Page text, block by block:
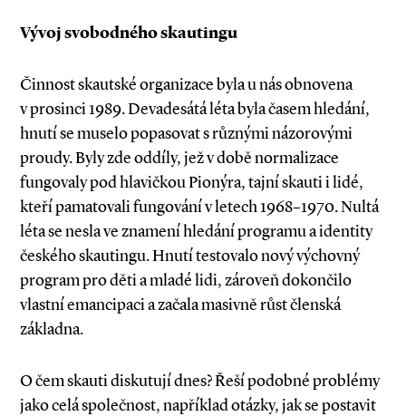
Vývoj svobodného skautingu
Činnost skautské organizace byla u nás obnovena
v prosinci 1989. Devadesátá léta byla časem hledání,
hnutí se muselo popasovat s různými názorovými
proudy. Byly zde oddíly, jež v době normalizace
fungovaly pod hlavičkou Pionýra, tajní skauti i lidé,
kteří pamatovali fungování v letech 1968–1970. Nultá
léta se nesla ve znamení hledání programu a identity
českého skautingu. Hnutí testovalo nový výchovný
program pro děti a mladé lidi, zároveň dokončilo
vlastní emancipaci a začala masivně růst členská
základna.
O čem skauti diskutují dnes? Řeší podobné problémy
jako celá společnost, například otázky, jak se postavit